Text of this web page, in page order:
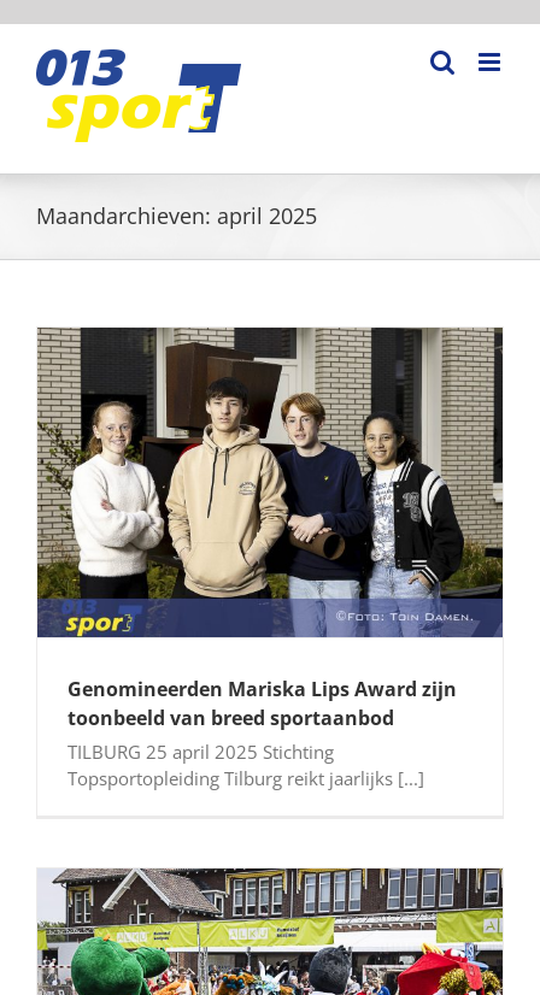
inhoud
Maandarchieven: april 2025
Genomineerden Mariska Lips Award zijn
toonbeeld van breed sportaanbod
TILBURG 25 april 2025 Stichting
Topsportopleiding Tilburg reikt jaarlijks [...]